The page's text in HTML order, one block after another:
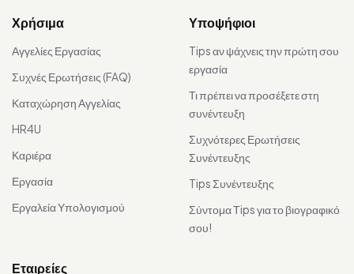
Χρήσιμα
Αγγελίες Εργασίας
Συχνές Ερωτήσεις (FAQ)
Καταχώρηση Αγγελίας
HR4U
Καριέρα
Εργασία
Εργαλεία Υπολογισμού
Υποψήφιοι
Tips αν ψάχνεις την πρώτη σου
εργασία
Τι πρέπει να προσέξετε στη
συνέντευξη
Συχνότερες Ερωτήσεις
Συνέντευξης
Tips Συνέντευξης
Σύντομα Τips για το βιογραφικό
σου!
Εταιρείες